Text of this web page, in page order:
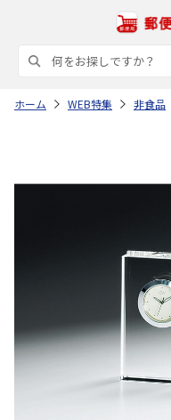
ホーム WEB特集 非食品